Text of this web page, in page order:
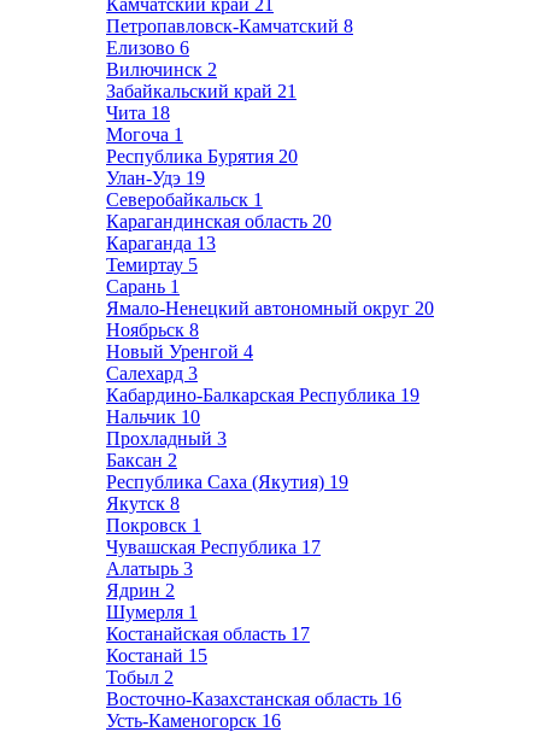
Камчатский край 21
Петропавловск-Камчатский 8
Елизово 6
Вилючинск 2
Забайкальский край 21
Чита 18
Могоча 1
Республика Бурятия 20
Улан-Удэ 19
Северобайкальск 1
Карагандинская область 20
Караганда 13
Темиртау 5
Сарань 1
Ямало-Ненецкий автономный округ 20
Ноябрьск 8
Новый Уренгой 4
Салехард 3
Кабардино-Балкарская Республика 19
Нальчик 10
Прохладный 3
Баксан 2
Республика Саха (Якутия) 19
Якутск 8
Покровск 1
Чувашская Республика 17
Алатырь 3
Ядрин 2
Шумерля 1
Костанайская область 17
Костанай 15
Тобыл 2
Восточно-Казахстанская область 16
Усть-Каменогорск 16